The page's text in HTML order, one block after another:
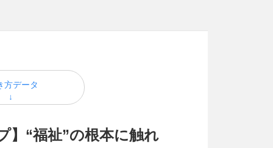
方データ
】“福祉”の根本に触れ